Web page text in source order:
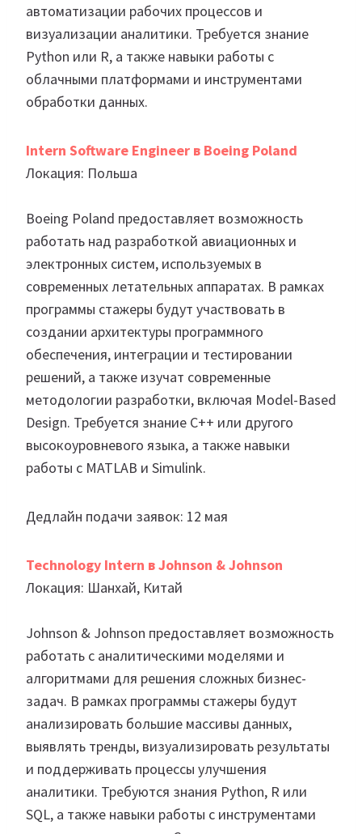
автоматизации рабочих процессов и
визуализации аналитики. Требуется знание
Python или R, а также навыки работы с
облачными платформами и инструментами
обработки данных.
Intern Software Engineer в Boeing Poland
Локация: Польша
Boeing Poland предоставляет возможность
работать над разработкой авиационных и
электронных систем, используемых в
современных летательных аппаратах. В рамках
программы стажеры будут участвовать в
создании архитектуры программного
обеспечения, интеграции и тестировании
решений, а также изучат современные
методологии разработки, включая Model-Based
Design. Требуется знание C++ или другого
высокоуровневого языка, а также навыки
работы с MATLAB и Simulink.
Дедлайн подачи заявок: 12 мая
Technology Intern в Johnson & Johnson
Локация: Шанхай, Китай
Johnson & Johnson предоставляет возможность
работать с аналитическими моделями и
алгоритмами для решения сложных бизнес-
задач. В рамках программы стажеры будут
анализировать большие массивы данных,
выявлять тренды, визуализировать результаты
и поддерживать процессы улучшения
аналитики. Требуются знания Python, R или
SQL, а также навыки работы с инструментами